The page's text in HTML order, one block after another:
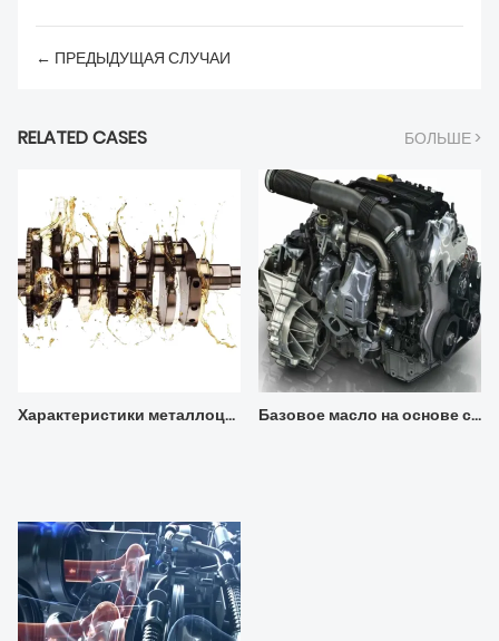
← ПРЕДЫДУЩАЯ СЛУЧАИ
RELATED CASES БОЛЬШЕ >
Характеристики металлоценовых ПАО (мПАО) Базовое масло на основе сложного эфира полиола ПОЭ, используемое для охлаждающих моторных масел